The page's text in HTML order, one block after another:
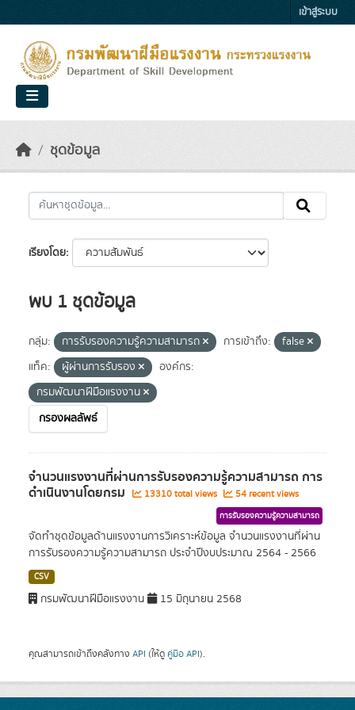
เข้าสู่ระบบ
ชุดข้อมูล
เรียงโดย
พบ 1 ชุดข้อมูล
กลุ่ม: การรับรองความรู้ความสามารถ การเข้าถึง:
false
แท็ค:
ผู้ผ่านการรับรอง
องค์กร:
กรมพัฒนาฝีมือแรงงาน
กรองผลลัพธ์
จำนวนแรงงานที่ผ่านการรับรองความรู้ความสามารถ การ
ดำเนินงานโดยกรม 13310 total views 54 recent views
การรับรองความรู้ความสามารถ
จัดทำชุดข้อมูลด้านแรงงานการวิเคราะห์ข้อมูล จำนวนแรงงานที่ผ่าน
การรับรองความรู้ความสามารถ ประจำปีงบประมาณ 2564 - 2566
CSV
กรมพัฒนาฝีมือแรงงาน 15 มิถุนายน 2568
คุณสามารถเข้าถึงคลังทาง API (ให้ดู คู่มือ API).